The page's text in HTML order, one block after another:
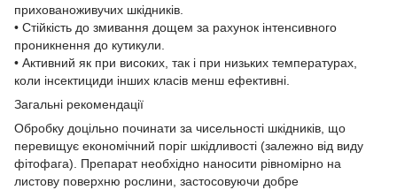
прихованоживучих шкідників.
• Стійкість до змивання дощем за рахунок інтенсивного
проникнення до кутикули.
• Активний як при високих, так і при низьких температурах,
коли інсектициди інших класів менш ефективні.
Загальні рекомендації
Обробку доцільно починати за чисельності шкідників, що
перевищує економічний поріг шкідливості (залежно від виду
фітофага). Препарат необхідно наносити рівномірно на
листову поверхню рослини, застосовуючи добре